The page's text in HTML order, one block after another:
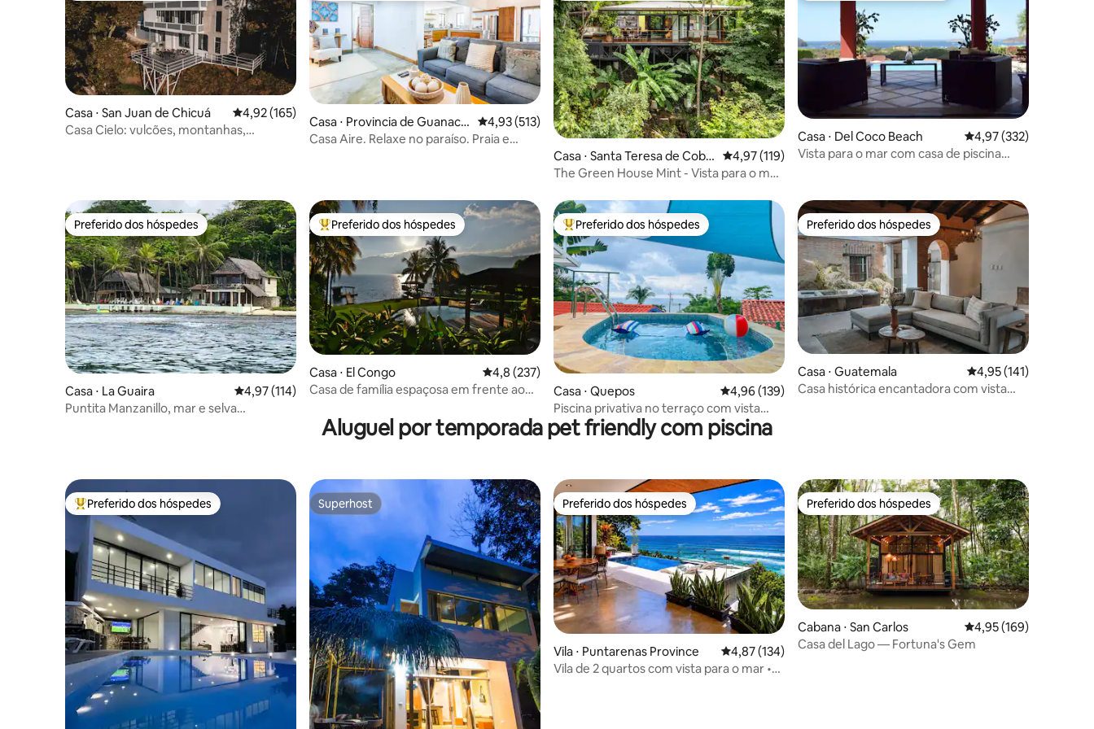
Casa ⋅ San Juan de Chicuá 4,92 de uma avaliação média de 5, 165 avaliações
4,92 (165)
Casa Cielo: vulcões, montanhas,
Casa ⋅ Provincia de Guanaca
ste
4,93 de uma avaliação média de 5, 513 avaliações
4,93 (513)
Casa Aire. Relaxe no paraíso. Praia e
Casa ⋅ Santa Teresa de Coba
no
4,97 de uma avaliação média de 5, 119 avaliações
4,97 (119)
The Green House Mint - Vista para o mar,
Casa ⋅ Del Coco Beach 4,97 de uma avaliação
4,97 (332)
Vista para o mar com casa de piscina
Preferido dos hóspedes
Preferido dos hóspedes
Casa ⋅ La Guaira 4,97 de uma avaliação média de 5, 114 avaliações
4,97 (114)
Puntita Manzanillo, mar e selva
Entre os melhores preferidos dos hóspedes
Preferido dos hóspedes
Casa ⋅ El Congo 4,8 de uma avaliação média de 5, 237 avaliações
4,8 (237)
Casa de família espaçosa em frente ao
Entre os melhores preferidos dos hóspedes
Preferido dos hóspedes
Casa ⋅ Quepos 4,96 de uma avaliação média de 5, 139 avaliações
4,96 (139)
Piscina privativa no terraço com vista
para o mar e 2 camas no centro de MA
Preferido dos hóspedes
Preferido dos hóspedes
Casa ⋅ Guatemala 4,95 de uma avaliação
4,95 (141)
Casa histórica encantadora com vista
Aluguel por temporada pet friendly com piscina
Entre os melhores preferidos dos hóspedes
Preferido dos hóspedes Superhost
Superhost Preferido dos hóspedes
Preferido dos hóspedes
Vila ⋅ Puntarenas Province 4,87 de uma avaliação média de 5, 134 avaliações
4,87 (134)
Vila de 2 quartos com vista para o mar •
Preferido dos hóspedes
Preferido dos hóspedes
Cabana ⋅ San Carlos 4,95 de uma avaliação
4,95 (169)
Casa del Lago — Fortuna's Gem